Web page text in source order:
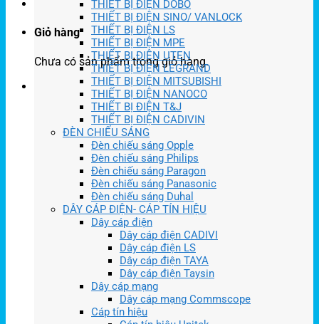
Giỏ hàng
Chưa có sản phẩm trong giỏ hàng.
THIẾT BỊ ĐIỆN DOBO
THIẾT BỊ ĐIỆN SINO/ VANLOCK
THIẾT BỊ ĐIỆN LS
THIẾT BỊ ĐIỆN MPE
THIẾT BỊ ĐIỆN UTEN
THIẾT BỊ ĐIỆN LEGRAND
THIẾT BỊ ĐIỆN MITSUBISHI
THIẾT BỊ ĐIỆN NANOCO
THIẾT BỊ ĐIỆN T&J
THIẾT BỊ ĐIỆN CADIVIN
ĐÈN CHIẾU SÁNG
Đèn chiếu sáng Opple
Đèn chiếu sáng Philips
Đèn chiếu sáng Paragon
Đèn chiếu sáng Panasonic
Đèn chiếu sáng Duhal
DÂY CÁP ĐIỆN- CÁP TÍN HIỆU
Dây cáp điện
Dây cáp điện CADIVI
Dây cáp điện LS
Dây cáp điện TAYA
Dây cáp điện Taysin
Dây cáp mạng
Dây cáp mạng Commscope
Cáp tín hiệu